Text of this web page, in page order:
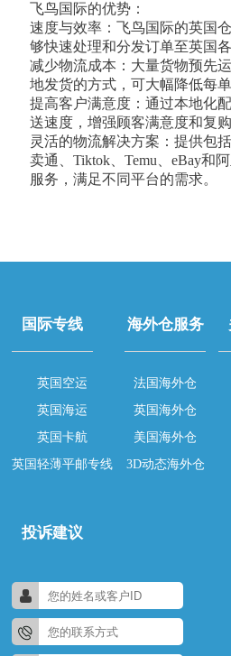
飞鸟国际的优势：
速度与效率：飞鸟国际的英国
够快速处理和分发订单至英国各
减少物流成本：大量货物预先
地发货的方式，可大幅降低每
提高客户满意度：通过本地化
送速度，增强顾客满意度和复购
灵活的物流解决方案：提供包
卖通、Tiktok、Temu、eBay和
服务，满足不同平台的需求。
国际专线
英国空运
英国海运
英国卡航
英国轻薄平邮专线
海外仓服务
法国海外仓
英国海外仓
美国海外仓
3D动态海外仓
投诉建议